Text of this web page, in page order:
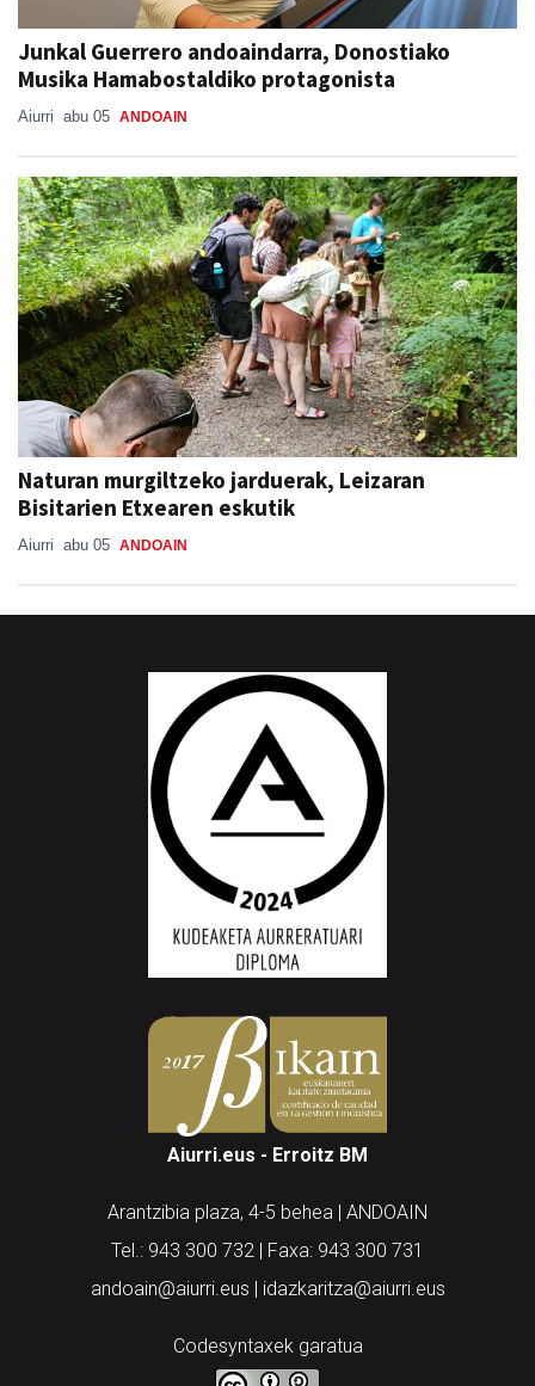
Junkal Guerrero andoaindarra, Donostiako
Musika Hamabostaldiko protagonista
Aiurri abu 05 ANDOAIN
Naturan murgiltzeko jarduerak, Leizaran
Bisitarien Etxearen eskutik
Aiurri abu 05 ANDOAIN
Aiurri.eus - Erroitz BM
Arantzibia plaza, 4-5 behea | ANDOAIN
Tel.: 943 300 732 | Faxa: 943 300 731
andoain@aiurri.eus | idazkaritza@aiurri.eus
Codesyntaxek garatua